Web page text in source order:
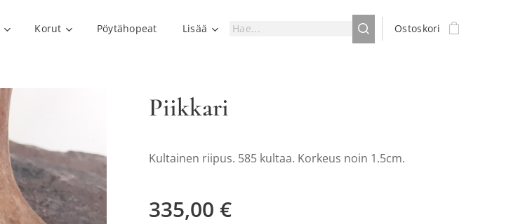
Korut Pöytähopeat Lisää Ostoskori
Piikkari
Kultainen riipus. 585 kultaa. Korkeus noin 1.5cm.
335,00 €